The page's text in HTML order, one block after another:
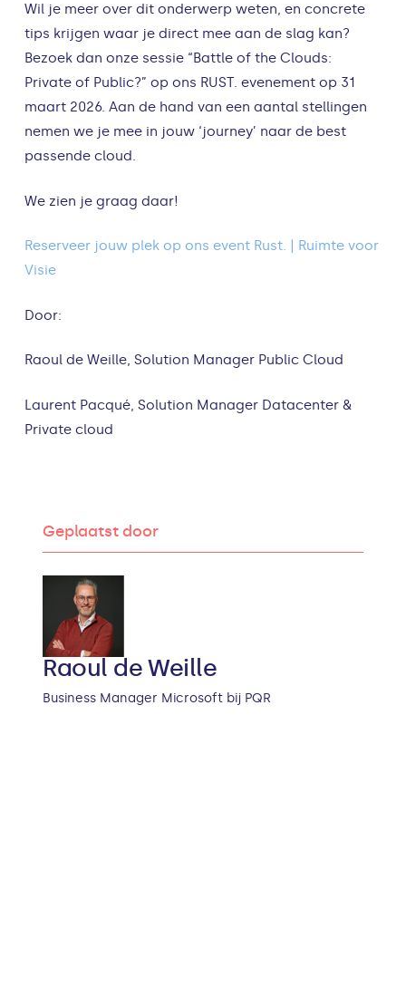
Wil je meer over dit onderwerp weten, en concrete
tips krijgen waar je direct mee aan de slag kan?
Bezoek dan onze sessie “Battle of the Clouds:
Private of Public?” op ons RUST. evenement op 31
maart 2026. Aan de hand van een aantal stellingen
nemen we je mee in jouw ‘journey’ naar de best
passende cloud.
We zien je graag daar!
Reserveer jouw plek op ons event Rust. | Ruimte voor
Visie
Door:
Raoul de Weille, Solution Manager Public Cloud
Laurent Pacqué, Solution Manager Datacenter &
Private cloud
Geplaatst door
Raoul de Weille
Business Manager Microsoft bij PQR